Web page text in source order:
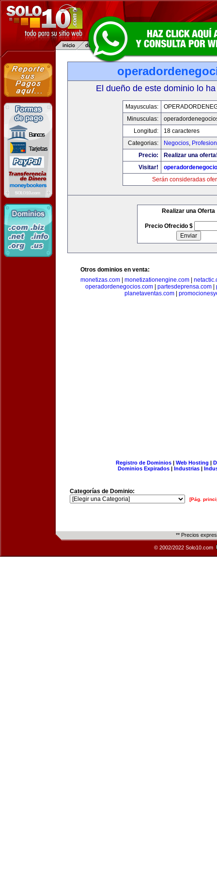
El dueño de este dominio lo
Mayusculas:
Minusculas:
Longitud:
18 caracteres
Categorias:
Negocios,
Precio:
Realizar una
Visitar!
Serán consideradas
Realizar una Oferta
Precio Ofrecido $
Otros dominios en venta:
monetizas.com
monetizationengine.com
operadordenegocios.com
partesdeprensa.com
planetaventas.com
Registro de Dominios| Web Hosting |
Dominios Expirados | Industrias |
Categorías de Dominio:
[Pág.
** Precios
© 2002/2022 Solo10.com